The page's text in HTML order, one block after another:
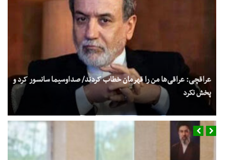
عراقچی: عراقی‌ها من را قهرمان خطاب کردند/ صداوسیما سانسور کرد و
پخش نکرد